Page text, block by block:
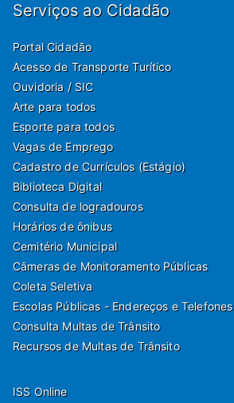
Serviços ao Cidadão
Portal Cidadão
Acesso de Transporte Turítico
Ouvidoria / SIC
Arte para todos
Esporte para todos
Vagas de Emprego
Cadastro de Currículos (Estágio)
Biblioteca Digital
Consulta de logradouros
Horários de ônibus
Cemitério Municipal
Câmeras de Monitoramento Públicas
Coleta Seletiva
Escolas Públicas - Endereços e Telefones
Consulta Multas de Trânsito
Recursos de Multas de Trânsito
ISS Online